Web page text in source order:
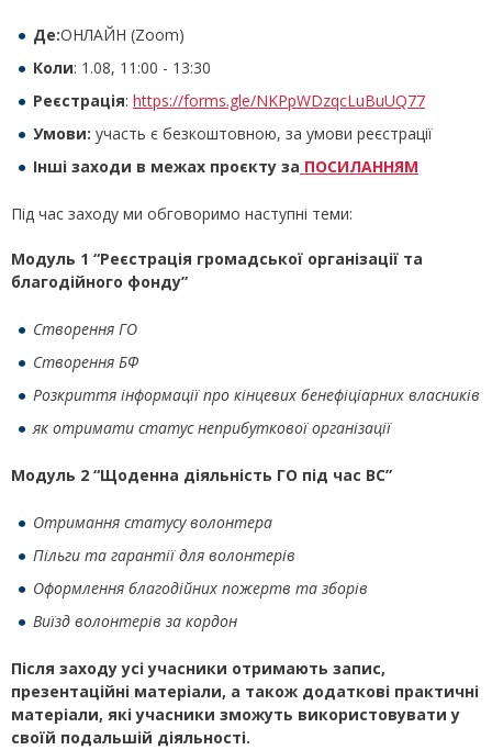
Де:ОНЛАЙН (Zoom)
Коли: 1.08, 11:00 - 13:30
Реєстрація: https://forms.gle/NKPpWDzqcLuBuUQ77
Умови: участь є безкоштовною, за умови реєстрації
Інші заходи в межах проєкту за ПОСИЛАННЯМ
Під час заходу ми обговоримо наступні теми:
Модуль 1 “Реєстрація громадської організації та
благодійного фонду”
Створення ГО
Створення БФ
Розкриття інформації про кінцевих бенефіціарних власників
як отримати статус неприбуткової організації
Модуль 2 “Щоденна діяльність ГО під час ВС”
Отримання статусу волонтера
Пільги та гарантії для волонтерів
Оформлення благодійних пожертв та зборів
Виїзд волонтерів за кордон
Після заходу усі учасники отримають запис,
презентаційні матеріали, а також додаткові практичні
матеріали, які учасники зможуть використовувати у
своїй подальшій діяльності.